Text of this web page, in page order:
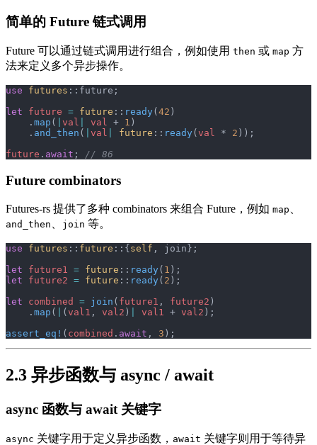
简单的 Future 链式调用
Future 可以通过链式调用进行组合，例如使用 then 或 map 方
法来定义多个异步操作。
use futures ::future;
let future = future :: ready ( 42 )
    .
map ( val val + 1 )
    .
and_then ( val future :: ready ( val * 2 ));
future . await ; // 86
Future combinators
Futures-rs 提供了多种 combinators 来组合 Future，例如 map
and_then join 等。
use futures :: future ::{ self , join};
let future1 = future :: ready ( 1 );
let future2 = future :: ready ( 2 );
let combined = join ( future1 , future2 )
    .
map ( ( val1 , val2 ) val1 + val2 );
assert_eq! ( combined . await , 3 );
2.3 异步函数与 async / await
async 函数与 await 关键字
async 关键字用于定义异步函数， await 关键字则用于等待异